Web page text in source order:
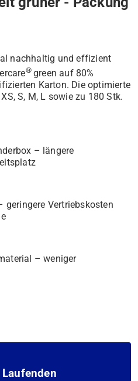
nachhaltig und effizient
® green auf 80%
Karton. Die optimierte
S, M, L sowie zu 180 Stk.
– längere
Vertriebskosten
– weniger